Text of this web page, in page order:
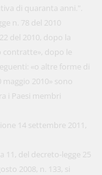
di quaranta anni.".
n. 78 del 2010
del 2010, dopo la
contratte», dopo le
«o altre forme di
2010» sono
i Paesi membri
14 settembre 2011,
11, del decreto-legge 25
2008, n. 133, si